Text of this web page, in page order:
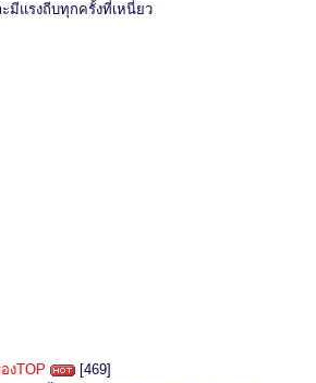
ะมีแรงถีบทุกครั้งที่เหนี่ยว
งTOP
[469]